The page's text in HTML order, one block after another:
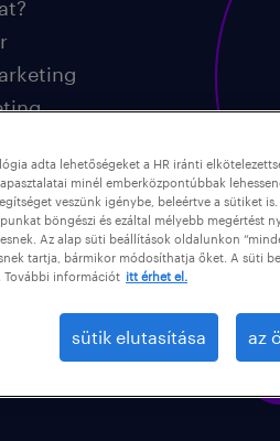
adta lehetőségeket a HR iránti
minél emberközpontúbbak
veszünk igénybe, beleértve a sütiket is.
böngészi és ezáltal mélyebb megértést
Az alap süti beállítások oldalunkon
tartja, bármikor módosíthatja őket. A süti
További információt itt érhet el.
sütik elutasítása az